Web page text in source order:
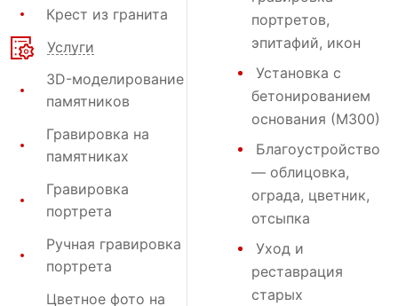
Крест из гранита
Услуги
3D-моделирование
памятников
Гравировка на
памятниках
Гравировка
портрета
Ручная гравировка
портрета
Цветное фото на
портретов,
эпитафий, икон
Установка с
бетонированием
основания (М300)
Благоустройство
— облицовка,
ограда, цветник,
отсыпка
Уход и
реставрация
старых